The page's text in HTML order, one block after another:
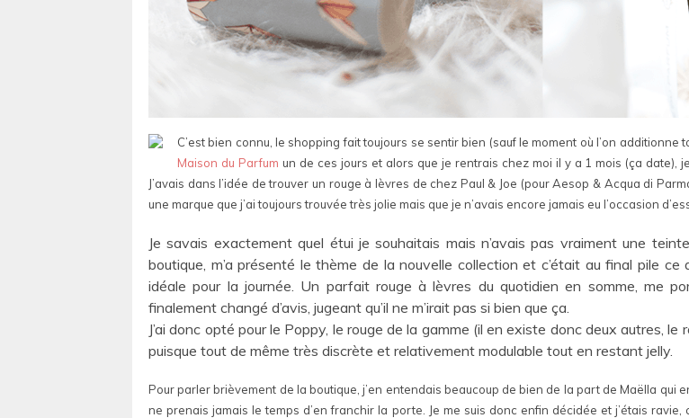
C’est bien connu, le shopping fait toujours se sentir bien (sauf le moment où l’on additionne
Maison du Parfum un de ces jours et alors que je rentrais chez moi il y a 1 mois (ça
J’avais dans l’idée de trouver un rouge à lèvres de chez Paul & Joe (pour Aesop & Acqua di
une marque que j’ai toujours trouvée très jolie mais que je n’avais encore jamais eu l’occasion
Je savais exactement quel étui je souhaitais mais n’avais pas vraiment une
boutique, m’a présenté le thème de la nouvelle collection et c’était au final pile
idéale pour la journée. Un parfait rouge à lèvres du quotidien en somme, me
finalement changé d’avis, jugeant qu’il ne m’irait pas si bien que ça.
J’ai donc opté pour le Poppy, le rouge de la gamme (il en existe donc deux autres,
puisque tout de même très discrète et relativement modulable tout en restant jelly.
Pour parler brièvement de la boutique, j’en entendais beaucoup de bien de la part de Maëlla qui
ne prenais jamais le temps d’en franchir la porte. Je me suis donc enfin décidée et j’étais